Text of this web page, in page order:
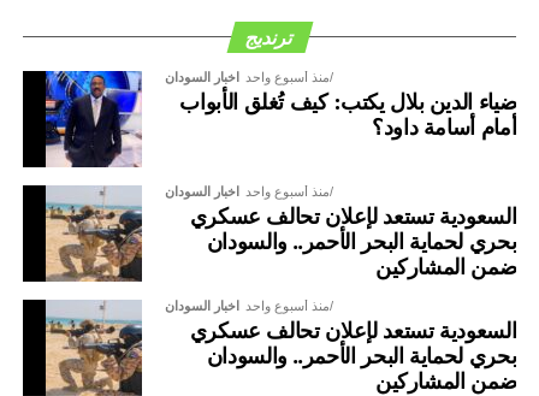
ترنديج
اخبار السودان منذ أسبوع واحد
ضياء الدين بلال يكتب: كيف تُغلق الأبواب
أمام أسامة داود؟
اخبار السودان منذ أسبوع واحد
السعودية تستعد لإعلان تحالف عسكري
بحري لحماية البحر الأحمر.. والسودان
ضمن المشاركين
اخبار السودان منذ أسبوع واحد
السعودية تستعد لإعلان تحالف عسكري
بحري لحماية البحر الأحمر.. والسودان
ضمن المشاركين